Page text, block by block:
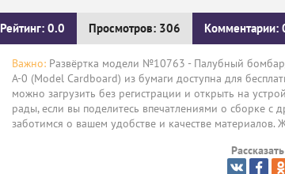
Рейтинг: 0.0 Просмотров: 306 Комментарии:
Важно: Развёртка модели №10763 - Палубный
A-0 (Model Cardboard) из бумаги доступна для
можно загрузить без регистрации и открыть на
рады, если вы поделитесь впечатлениями о сборке с
заботимся о вашем удобстве и качестве материалов.